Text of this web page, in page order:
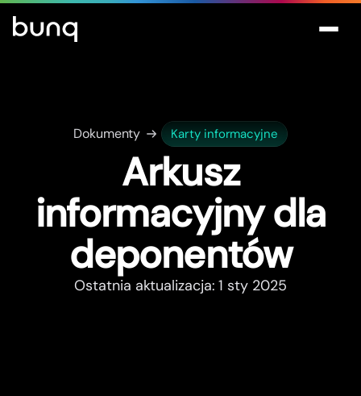
Dokumenty Karty informacyjne
Arkusz
informacyjny dla
deponentów
Ostatnia aktualizacja: 1 sty 2025